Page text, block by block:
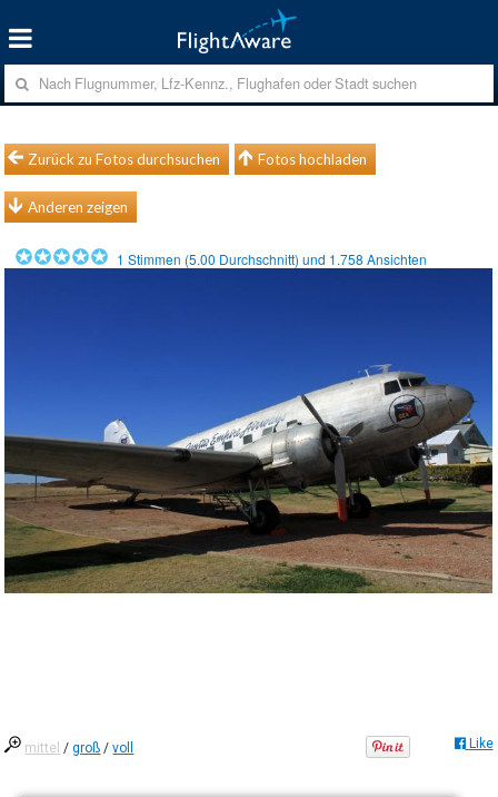
Zurück zu Fotos durchsuchen Fotos hochladen
Anderen zeigen
1 Stimmen (5.00 Durchschnitt) und 1.758 Ansichten
mittel /groß /voll Like